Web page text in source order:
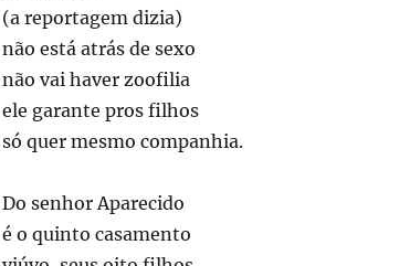
(a reportagem dizia)
não está atrás de sexo
não vai haver zoofilia
ele garante pros filhos
só quer mesmo companhia.
Do senhor Aparecido
é o quinto casamento